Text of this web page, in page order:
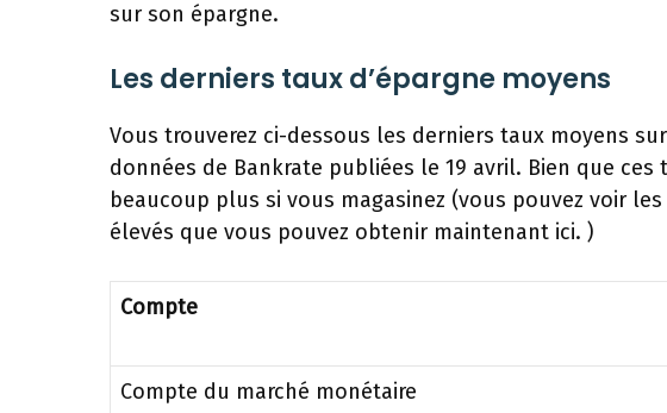
sur son épargne.
Les derniers taux d’épargne moyens
Vous trouverez ci-dessous les derniers taux moyens
données de Bankrate publiées le 19 avril. Bien que
beaucoup plus si vous magasinez (vous pouvez voir
élevés que vous pouvez obtenir maintenant ici. )
Compte
Compte du marché monétaire